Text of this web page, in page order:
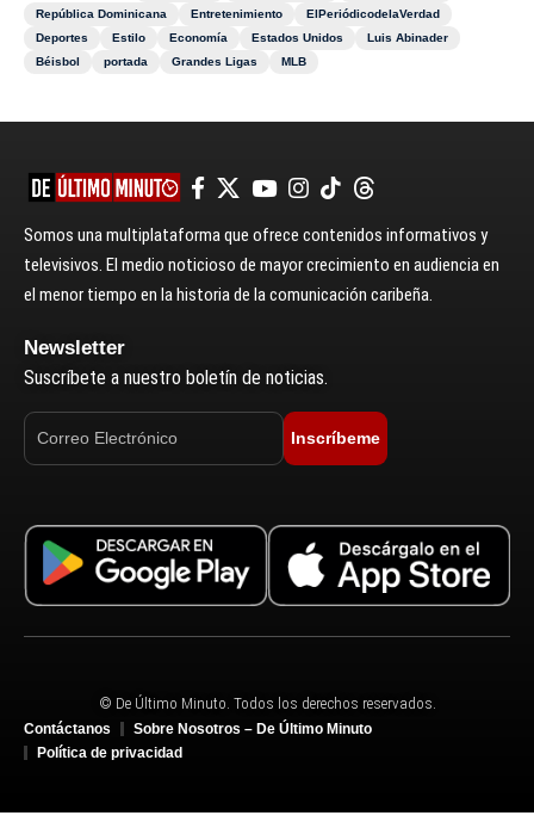
República Dominicana
Entretenimiento
ElPeriódicodelaVerdad
Deportes
Estilo Economía Estados Unidos
Luis Abinader
Béisbol
portada Grandes Ligas MLB
Somos una multiplataforma que ofrece contenidos informativos y
televisivos. El medio noticioso de mayor crecimiento en audiencia en
el menor tiempo en la historia de la comunicación caribeña.
Newsletter
Suscríbete a nuestro boletín de noticias.
Inscríbeme
© De Último Minuto. Todos los derechos reservados.
Contáctanos
Sobre Nosotros – De Último Minuto
Política de privacidad